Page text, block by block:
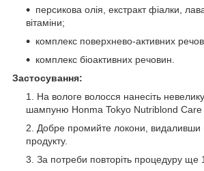
персикова олія, екстракт фіалки,
вітаміни;
комплекс поверхнево-активних
комплекс біоактивних речовин.
Застосування:
На вологе волосся нанесіть невелику
шампуню Honma Tokyo Nutriblond Care
Добре промийте локони, видаливши
продукту.
За потреби повторіть процедуру ще